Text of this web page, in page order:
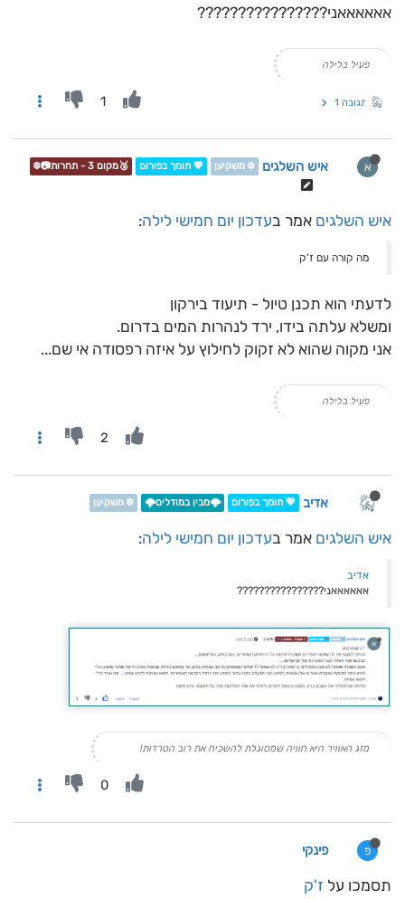
אאאאאאני????????????????
פעיל בלילה
תגובה 1 1
א איש השלגים ❄️ משקיען 💖 תומך בפורום 🥉מקום 3 - תחרות📷❄️
איש השלגים אמר בעדכון יום חמישי לילה:
מה קורה עם ז'ק
לדעתי הוא תכנן טיול - תיעוד בירקון
ומשלא עלתה בידו, ירד לנהרות המים בדרום.
אני מקוה שהוא לא זקוק לחילוץ על איזה רפסודה אי שם...
פעיל בלילה
2
אדיב 💖 תומך בפורום 🌩️מבין במודלים🌩️ ❄️ משקיען
איש השלגים אמר בעדכון יום חמישי לילה:
אדיב
אאאאאאני????????????????
מזג האוויר היא חוויה שמסוגלת להשכיח את רוב הטרדות!
0
פ פינקי
תסמכו על ז'ק